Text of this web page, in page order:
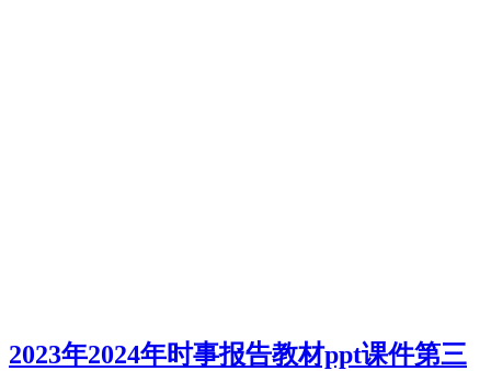
2023年2024年时事报告教材ppt课件第三